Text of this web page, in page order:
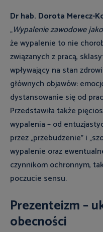
Dr hab. Dorota Merecz-
„Wypalenie zawodowe
że wypalenie to nie
związanych z pracą,
wpływający na stan
głównych objawów:
dystansowanie się od
Przedstawiła także
wypalenia – od
przez „przebudzenie” i
wypalenie oraz
czynnikom ochronnym,
poczucie sensu.
Prezenteizm –
obecności